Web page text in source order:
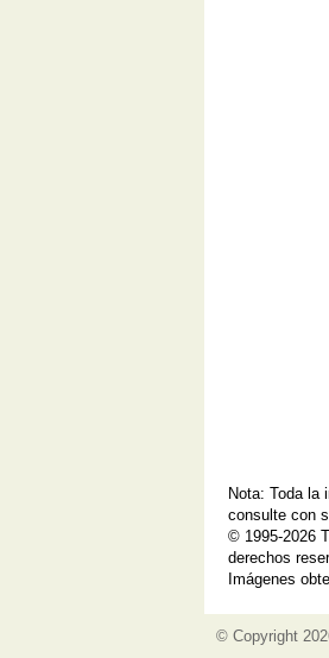
Nota: Toda la
consulte con
© 1995-2026
derechos
Imágenes
© Copyright